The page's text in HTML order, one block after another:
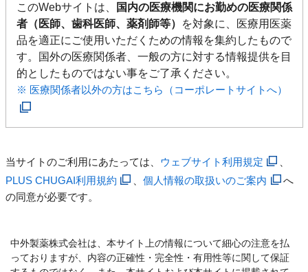
このWebサイトは、
国内の医療機関にお勤めの医療関係
者（医師、歯科医師、薬剤師等）
を対象に、医療用医薬
品を適正にご使用いただくための情報を集約したもので
す。国外の医療関係者、一般の方に対する情報提供を目
的としたものではない事をご了承ください。
※ 医療関係者以外の方はこちら（コーポレートサイトへ）
当サイトのご利用にあたっては、 ウェブサイト利用規定
PLUS CHUGAI利用規約
、個人情報の取扱いのご案内
へ
の同意が必要です。
中外製薬株式会社は、本サイト上の情報について細心の注意を払
っておりますが、内容の正確性・完全性・有用性等に関して保証